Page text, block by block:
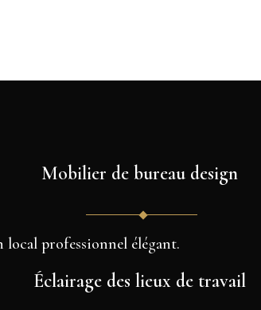
Mobilier de bureau design
local professionnel élégant.
Éclairage des lieux de travail